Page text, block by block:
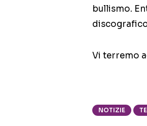
bullismo.
Vi terremo
NOTIZIE